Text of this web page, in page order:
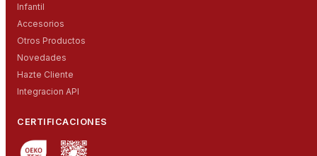
Infantil
Accesorios
Otros Productos
Novedades
Hazte Cliente
Integracion API
CERTIFICACIONES